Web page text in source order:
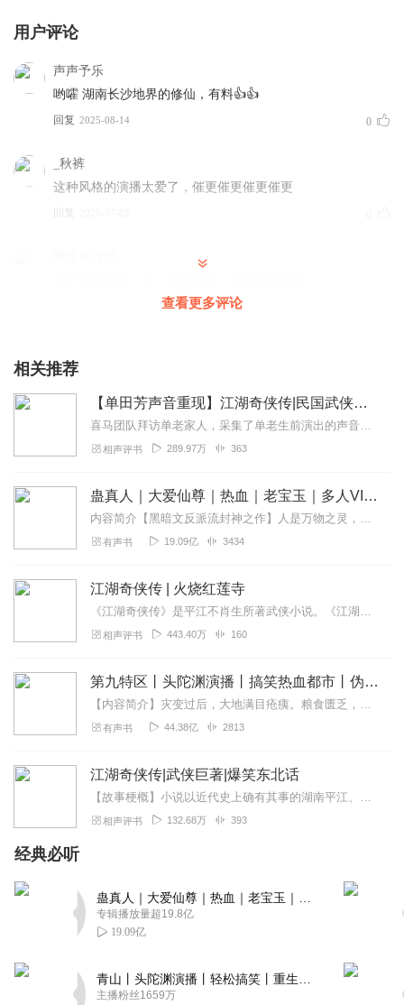
用户评论
声声予乐
哟嚯 湖南长沙地界的修仙，有料👍👍
回复 2025-08-14 0
_秋裤
这种风格的演播太爱了，催更催更催更催更
回复
查看更多评论
相关推荐
【单田芳声音重现】江湖奇侠传|民国武侠评书经典
喜马团队拜访单老家人，采集了单老生前演出的声音。喜马智能语音实验室利用AI技术完美复现了单老那苍劲、沙哑的“云遮月”式独特嗓音。同时，我们推出了【单田芳声音重现...
相声评书 289.97万 363
蛊真人｜大爱仙尊｜热血｜老宝玉｜多人VIP免费有声剧
内容简介【黑暗文反派流封神之作】人是万物之灵，蛊是天地真精。一个穿越者不断重生的故事。一个养蛊、炼蛊、用蛊的奇特世界。配音组（男角色）老宝玉旁白...
有声书 19.09亿 3434
江湖奇侠传 | 火烧红莲寺
《江湖奇侠传》是平江不肖生所著武侠小说。《江湖奇侠传》写于二十年代初，被视为近代武侠小说的先驱，有些人甚至认为它是中国第一部正宗的武侠小说。本书以近代史上确有其...
相声评书 443.40万 160
第九特区丨头陀渊演播丨搞笑热血都市丨伪戒丨VIP免费多人有声剧
【内容简介】灾变过后，大地满目疮痍。粮食匮乏，资源紧俏，局势混乱……一位从待规划区杀出来的青年，背对着漫天黄沙，孤身来到九区谋生，却不曾想偶然结识三五好友，一念...
有声书 44.38亿 2813
江湖奇侠传|武侠巨著|爆笑东北话
【故事梗概】小说以近代史上确有其事的湖南平江、浏阳两县县民争夺赵家坪一事为引子，以昆仑、崆峒两派弟子分别助拳争夺赵家坪这个所谓的“水陆码头”冲突生枝叶。并融入野...
相声评书 132.68万 393
经典必听
专辑播放量超19.8亿
19.09亿
主播粉丝1659万